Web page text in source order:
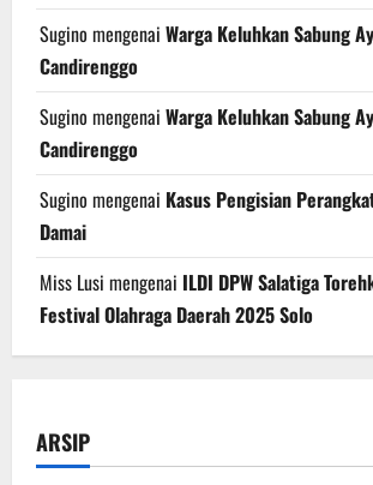
Sugino mengenai Warga Keluhkan Sabung
Candirenggo
Sugino mengenai Warga Keluhkan Sabung
Candirenggo
Sugino mengenai Kasus Pengisian
Damai
Miss Lusi mengenai ILDI DPW Salatiga
Festival Olahraga Daerah 2025 Solo
ARSIP